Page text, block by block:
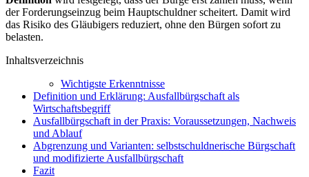
der Forderungseinzug beim Hauptschuldner scheitert. Damit wird
das Risiko des Gläubigers reduziert, ohne den Bürgen sofort zu
belasten.
Inhaltsverzeichnis
Wichtigste Erkenntnisse
Definition und Erklärung: Ausfallbürgschaft als
Wirtschaftsbegriff
Ausfallbürgschaft in der Praxis: Voraussetzungen, Nachweis
und Ablauf
Abgrenzung und Varianten: selbstschuldnerische Bürgschaft
und modifizierte Ausfallbürgschaft
Fazit